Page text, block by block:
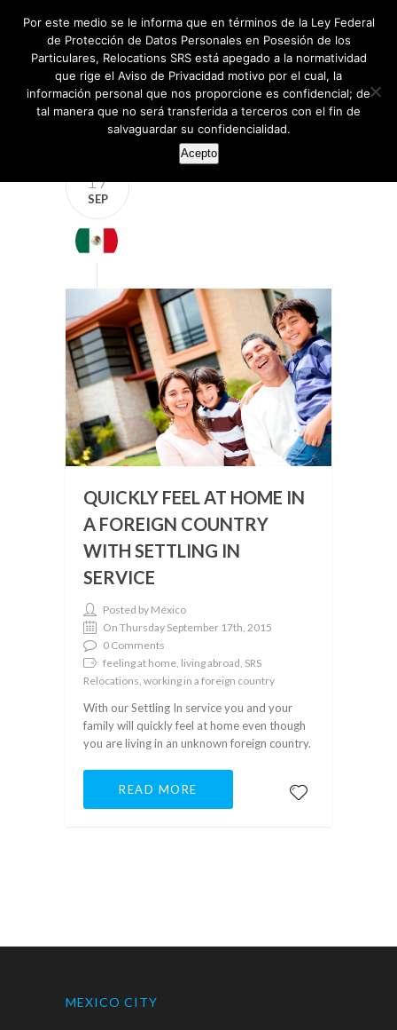
17
SEP
QUICKLY FEEL AT HOME IN
A FOREIGN COUNTRY
WITH SETTLING IN
SERVICE
Posted by México
On Thursday September 17th, 2015
0 Comments
feeling at home, living abroad, SRS
Relocations, working in a foreign country
With our Settling In service you and your
family will quickly feel at home even though
you are living in an unknown foreign country.
READ MORE
MEXICO CITY
Por este medio se le informa que en términos de la Ley Federal
de Protección de Datos Personales en Posesión de los
Particulares, Relocations SRS está apegado a la normatividad
que rige el Aviso de Privacidad motivo por el cual, la
información personal que nos proporcione es confidencial; de
tal manera que no será transferida a terceros con el fin de
salvaguardar su confidencialidad.
Acepto